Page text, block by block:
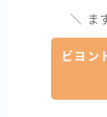
＼ ま
ビヨン